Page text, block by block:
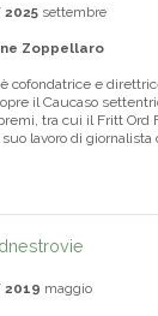
2025 settembre
Zoppellaro
cofondatrice e
il Caucaso
tra cui il Fritt Ord
lavoro di giornalista
2019 maggio